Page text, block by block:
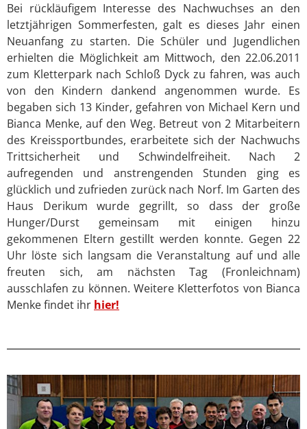
Bei rückläufigem Interesse des Nachwuchses an den
letztjährigen Sommerfesten, galt es dieses Jahr einen
Neuanfang zu starten. Die Schüler und Jugendlichen
erhielten die Möglichkeit am Mittwoch, den 22.06.2011
zum Kletterpark nach Schloß Dyck zu fahren, was auch
von den Kindern dankend angenommen wurde. Es
begaben sich 13 Kinder, gefahren von Michael Kern und
Bianca Menke, auf den Weg. Betreut von 2 Mitarbeitern
des Kreissportbundes, erarbeitete sich der Nachwuchs
Trittsicherheit und Schwindelfreiheit. Nach 2
aufregenden und anstrengenden Stunden ging es
glücklich und zufrieden zurück nach Norf. Im Garten des
Haus Derikum wurde gegrillt, so dass der große
Hunger/Durst gemeinsam mit einigen hinzu
gekommenen Eltern gestillt werden konnte. Gegen 22
Uhr löste sich langsam die Veranstaltung auf und alle
freuten sich, am nächsten Tag (Fronleichnam)
ausschlafen zu können. Weitere Kletterfotos von Bianca
Menke findet ihr hier!